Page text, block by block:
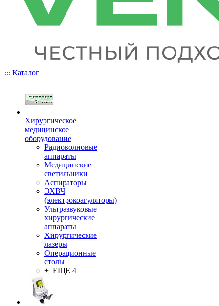
Каталог
Хирургическое
медицинское
оборудование
Радиоволновые
аппараты
Медицинские
светильники
Аспираторы
ЭХВЧ
(электрокоагуляторы)
Ультразвуковые
хирургические
аппараты
Хирургические
лазеры
Операционные
столы
+ ЕЩЕ 4